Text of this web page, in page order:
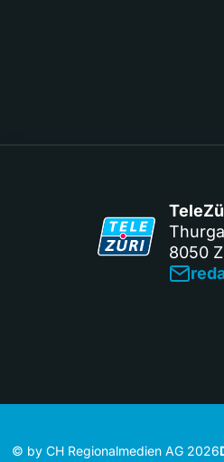
8050
© by CH Regionalmedien AG 2026